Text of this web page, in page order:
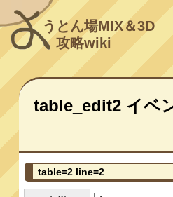
うとん場MIX＆3D
攻略wiki
table_edit2 イベ
table=2 line=2